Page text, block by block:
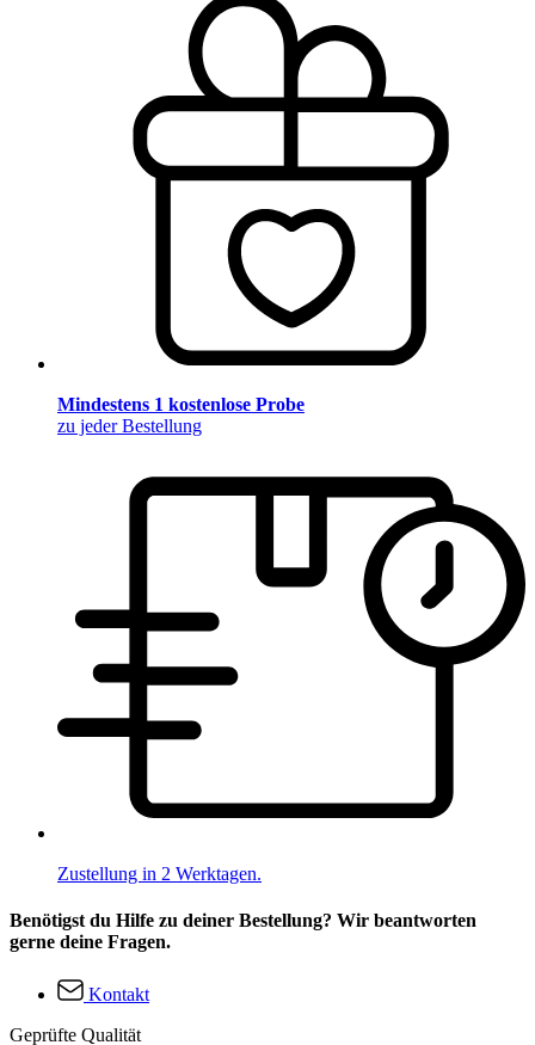
Mindestens 1 kostenlose Probe
zu jeder Bestellung
Zustellung in 2 Werktagen.
Benötigst du Hilfe zu deiner Bestellung? Wir beantworten
gerne deine Fragen.
Kontakt
Geprüfte Qualität